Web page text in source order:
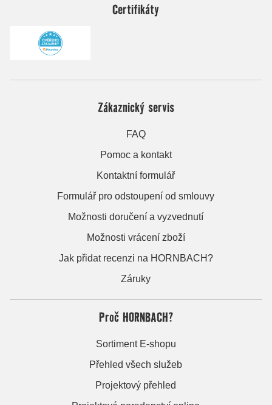
Certifikáty
Zákaznický servis
FAQ
Pomoc a kontakt
Kontaktní formulář
Formulář pro odstoupení od smlouvy
Možnosti doručení a vyzvednutí
Možnosti vrácení zboží
Jak přidat recenzi na HORNBACH?
Záruky
Proč HORNBACH?
Sortiment E-shopu
Přehled všech služeb
Projektový přehled